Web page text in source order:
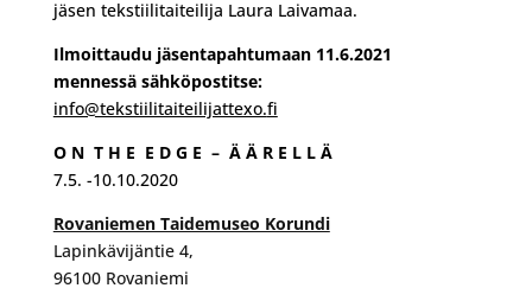
jäsen tekstiilitaiteilija Laura Laivamaa.
Ilmoittaudu jäsentapahtumaan 11.6.2021
mennessä sähköpostitse:
info@tekstiilitaiteilijattexo.fi
O N T H E E D G E – Ä Ä R E L L Ä
7.5. -10.10.2020
Rovaniemen Taidemuseo Korundi
Lapinkävijäntie 4,
96100 Rovaniemi